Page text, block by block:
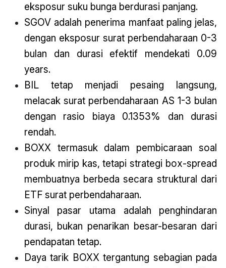
eksposur suku bunga berdurasi panjang.
SGOV adalah penerima manfaat paling jelas,
dengan eksposur surat perbendaharaan 0-3
bulan dan durasi efektif mendekati 0.09
years.
BIL tetap menjadi pesaing langsung,
melacak surat perbendaharaan AS 1-3 bulan
dengan rasio biaya 0.1353% dan durasi
rendah.
BOXX termasuk dalam pembicaraan soal
produk mirip kas, tetapi strategi box-spread
membuatnya berbeda secara struktural dari
ETF surat perbendaharaan.
Sinyal pasar utama adalah penghindaran
durasi, bukan penarikan besar-besaran dari
pendapatan tetap.
Daya tarik BOXX tergantung sebagian pada